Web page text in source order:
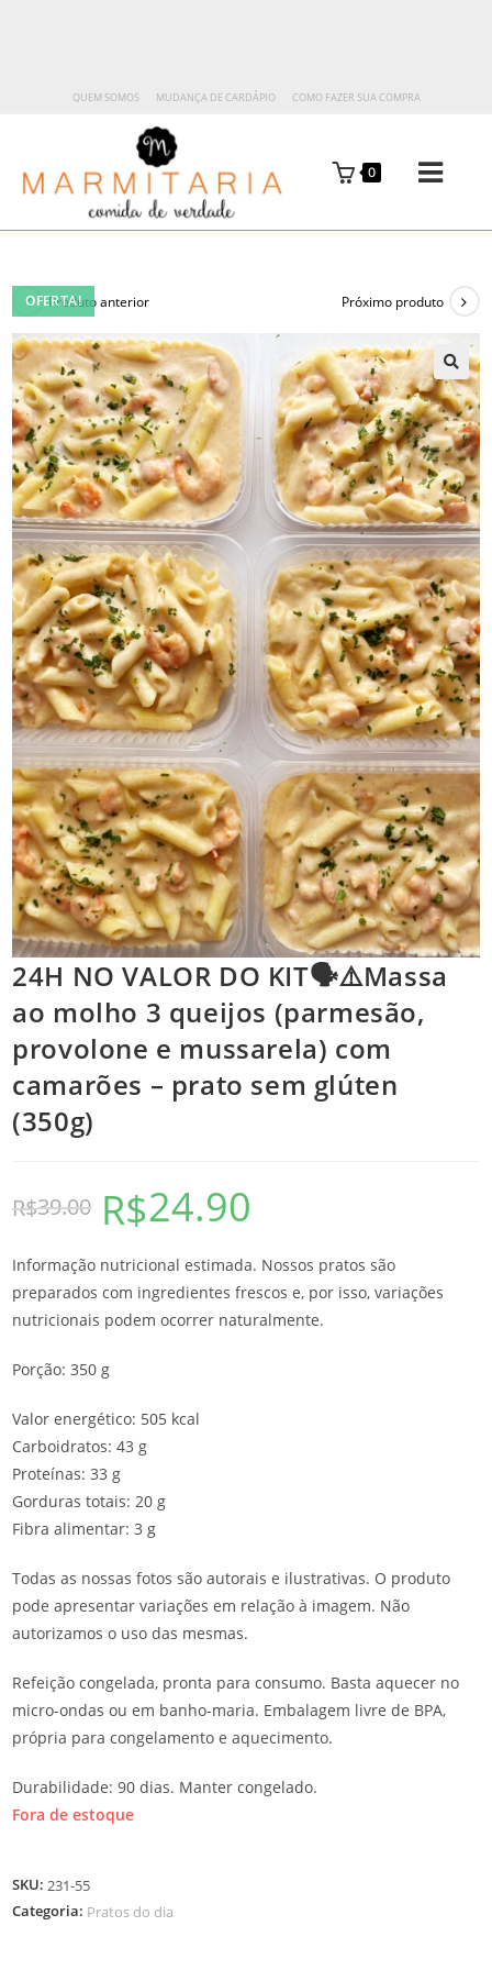
QUEM SOMOS MUDANÇA DE CARDÁPIO COMO FAZER SUA COMPRA
0
OFERTA!
Produto anterior Próximo produto
🔍
24H NO VALOR DO KIT🗣️⚠️Massa
ao molho 3 queijos (parmesão,
provolone e mussarela) com
camarões – prato sem glúten
(350g)
R$39.00 R$24.90
Informação nutricional estimada. Nossos pratos são
preparados com ingredientes frescos e, por isso, variações
nutricionais podem ocorrer naturalmente.
Porção: 350 g
Valor energético: 505 kcal
Carboidratos: 43 g
Proteínas: 33 g
Gorduras totais: 20 g
Fibra alimentar: 3 g
Todas as nossas fotos são autorais e ilustrativas. O produto
pode apresentar variações em relação à imagem. Não
autorizamos o uso das mesmas.
Refeição congelada, pronta para consumo. Basta aquecer no
micro-ondas ou em banho-maria. Embalagem livre de BPA,
própria para congelamento e aquecimento.
Durabilidade: 90 dias. Manter congelado.
Fora de estoque
SKU: 231-55
Categoria: Pratos do dia